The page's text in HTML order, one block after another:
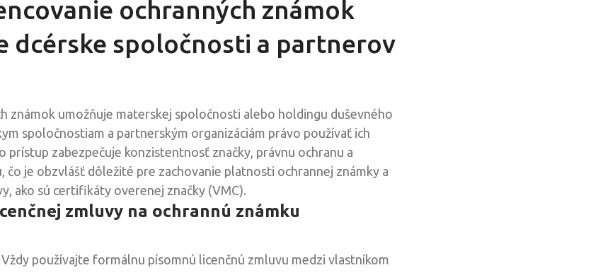
ochranných známok
dcérske spoločnosti a partnerov
známok umožňuje materskej spoločnosti alebo holdingu duševného
spoločnostiam a partnerským organizáciám právo používať ich
prístup zabezpečuje konzistentnosť značky, právnu ochranu a
je obzvlášť dôležité pre zachovanie platnosti ochrannej známky a
ako sú certifikáty overenej značky (VMC).
zmluvy na ochrannú známku
Vždy používajte formálnu písomnú licenčnú zmluvu medzi vlastníkom